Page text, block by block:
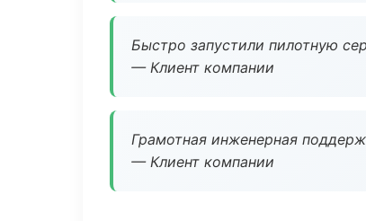
Быстро запустили пилотную
— Клиент компании
Грамотная инженерная
— Клиент компании